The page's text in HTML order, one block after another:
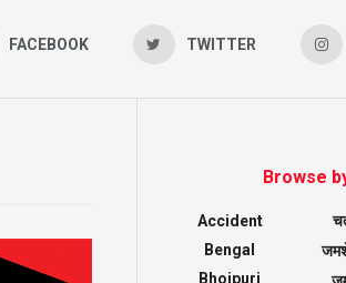
FACEBOOK TWITTER
Browse
Accident
Bengal
Bhojpuri